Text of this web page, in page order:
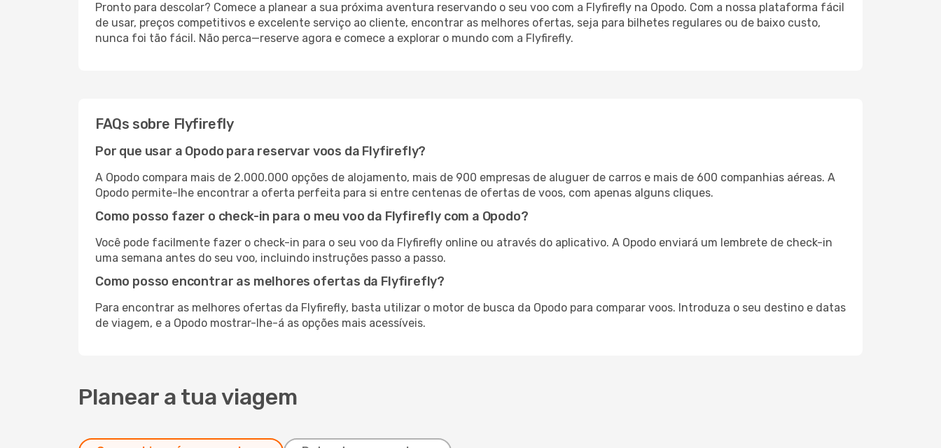
Pronto para descolar? Comece a planear a sua próxima aventura reservando o seu voo com a Flyfirefly na Opodo. Com a nossa plataforma fácil
de usar, preços competitivos e excelente serviço ao cliente, encontrar as melhores ofertas, seja para bilhetes regulares ou de baixo custo,
nunca foi tão fácil. Não perca—reserve agora e comece a explorar o mundo com a Flyfirefly.
FAQs sobre Flyfirefly
Por que usar a Opodo para reservar voos da Flyfirefly?
A Opodo compara mais de 2.000.000 opções de alojamento, mais de 900 empresas de aluguer de carros e mais de 600 companhias aéreas. A
Opodo permite-lhe encontrar a oferta perfeita para si entre centenas de ofertas de voos, com apenas alguns cliques.
Como posso fazer o check-in para o meu voo da Flyfirefly com a Opodo?
Você pode facilmente fazer o check-in para o seu voo da Flyfirefly online ou através do aplicativo. A Opodo enviará um lembrete de check-in
uma semana antes do seu voo, incluindo instruções passo a passo.
Como posso encontrar as melhores ofertas da Flyfirefly?
Para encontrar as melhores ofertas da Flyfirefly, basta utilizar o motor de busca da Opodo para comparar voos. Introduza o seu destino e datas
de viagem, e a Opodo mostrar-lhe-á as opções mais acessíveis.
Planear a tua viagem